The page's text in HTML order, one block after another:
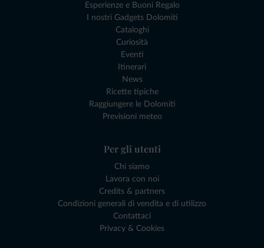
Esperienze e Buoni Regalo
I nostri Gadgets Dolomiti
Cataloghi
Curiosità
Eventi
Itinerari
News
Ricette tipiche
Raggiungere le Dolomiti
Previsioni meteo
Per gli utenti
Chi siamo
Lavora con noi
Credits & partners
Condizioni generali di vendita e di utilizzo
Contattaci
Privacy & Cookies